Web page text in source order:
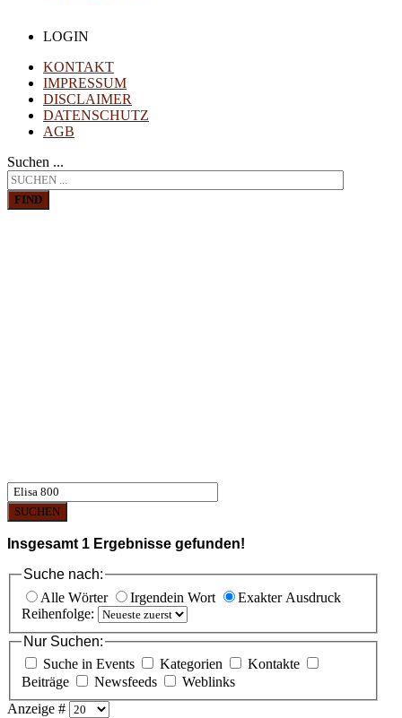
LOGIN
KONTAKT
IMPRESSUM
DISCLAIMER
DATENSCHUTZ
AGB
Suchen ...
FIND
SUCHEN
Insgesamt 1 Ergebnisse gefunden!
Suche nach:
Alle Wörter
Irgendein Wort
Exakter Ausdruck
Reihenfolge:
Nur Suchen:
Suche in Events
Kategorien
Kontakte
Beiträge
Newsfeeds
Weblinks
Anzeige #